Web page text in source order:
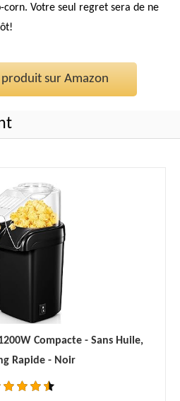
Votre seul regret sera de ne
sur Amazon
Compacte - Sans Huile,
Rapide - Noir